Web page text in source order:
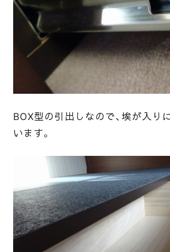
BOX型の引出しなので、埃が入り
います。